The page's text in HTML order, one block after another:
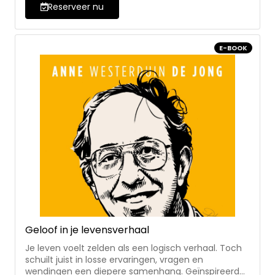
inleiding van Jozef Wissink en een nawoord van
Marinus van den Berg - helder, toegankelijk en
persoonlijk geschreven
Reserveer nu
E-BOOK
Geloof in je levensverhaal
Je leven voelt zelden als een logisch verhaal. Toch
schuilt juist in losse ervaringen, vragen en
wendingen een diepere samenhang. Geïnspireerd